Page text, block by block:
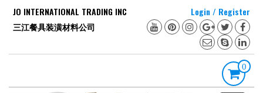
JO INTERNATIONAL TRADING INC
三江餐具装潢材料公司
Login / Register
0